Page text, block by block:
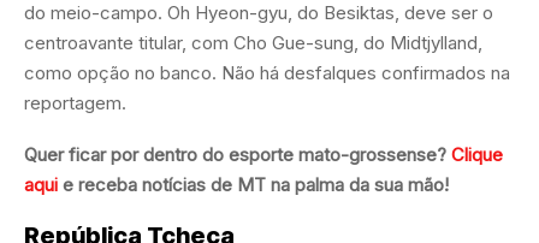
do meio-campo. Oh Hyeon-gyu, do Besiktas, deve ser o
centroavante titular, com Cho Gue-sung, do Midtjylland,
como opção no banco. Não há desfalques confirmados na
reportagem.
Quer ficar por dentro do esporte mato-grossense? Clique
aqui e receba notícias de MT na palma da sua mão!
República Tcheca